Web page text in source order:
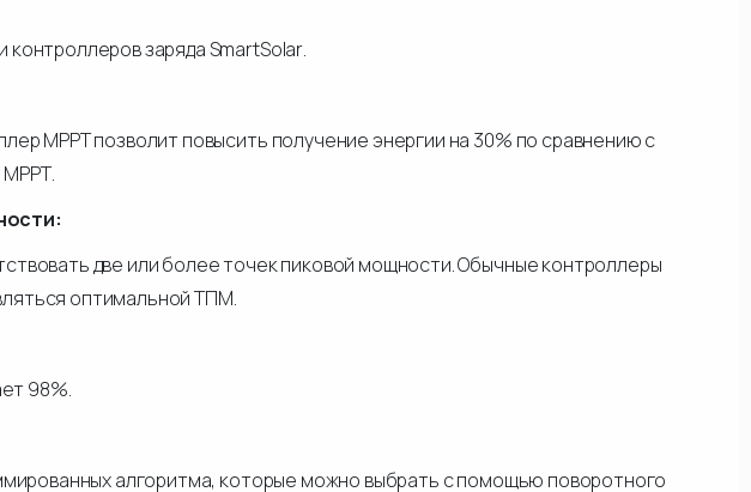
заряда SmartSolar.
МРРТ позволит повысить получение энергии на 30% по сравнению с
МРРТ.
две или более точек пиковой мощности. Обычные контроллеры
оптимальной ТПМ.
98%.
алгоритма, которые можно выбрать с помощью поворотного